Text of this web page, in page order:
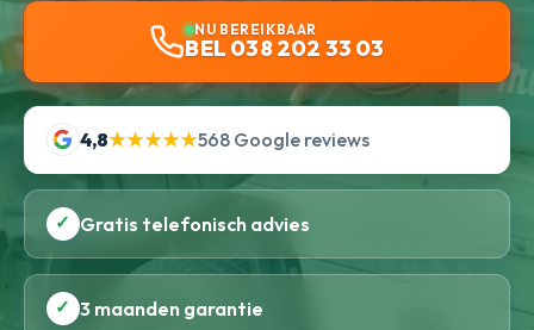
NU BEREIKBAAR
BEL 038 202 33 03
4,8★★★★★568 Google reviews
✓ Gratis telefonisch advies
✓ 3 maanden garantie